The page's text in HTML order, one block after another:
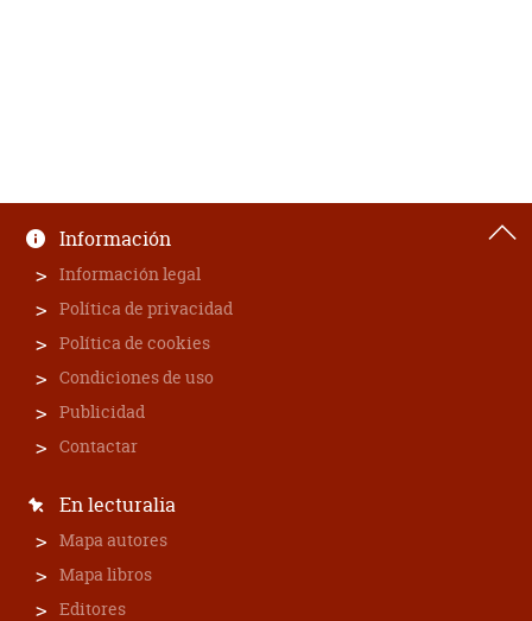
Información
Información legal
Política de privacidad
Política de cookies
Condiciones de uso
Publicidad
Contactar
En lecturalia
Mapa autores
Mapa libros
Editores